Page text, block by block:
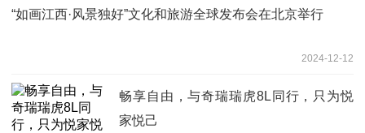
“如画江西·风景独好”文化和旅游全球发布会在北京举行
2024-12-12
畅享自由，与奇瑞瑞虎8L同行，只为悦
家悦己